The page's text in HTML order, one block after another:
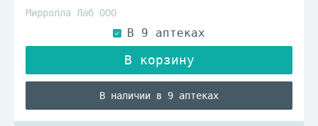
Мирролла Лаб ООО
В наличии в 9 аптеках